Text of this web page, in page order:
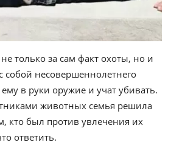
только за сам факт охоты, но и
собой несовершеннолетнего
в руки оружие и учат убивать.
животных семья решила
кто был против увлечения их
ответить.